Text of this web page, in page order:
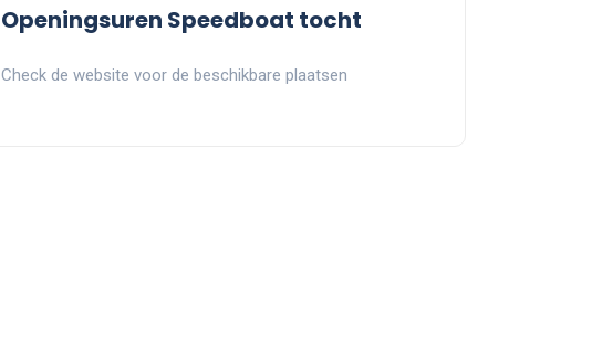
Openingsuren Speedboat tocht
Check de website voor de beschikbare plaatsen